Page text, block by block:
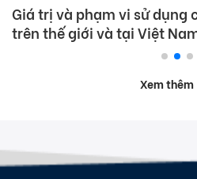
Giá trị và phạm vi sử dụng
trên thế giới và tại Việt
Xem thêm